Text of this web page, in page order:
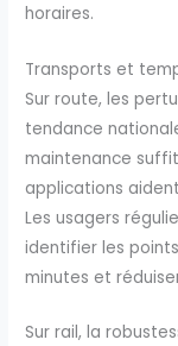
horaires.
Transports et
Sur route, les
tendance
maintenance
applications
Les usagers
identifier les
minutes et
Sur rail, la